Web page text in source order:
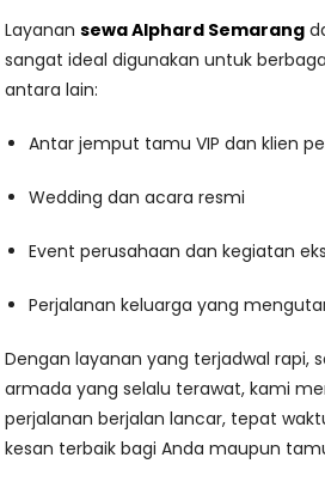
Layanansewa Alphard Semarang
sangat ideal digunakan untuk
antara lain:
Antar jemput tamu VIP dan klien
Wedding dan acara resmi
Event perusahaan dan kegiatan
Perjalanan keluarga yang
Dengan layanan yang terjadwal rapi,
armada yang selalu terawat, kami
perjalanan berjalan lancar, tepat
kesan terbaik bagi Anda maupun